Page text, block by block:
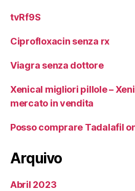
tvRf9S
Ciprofloxacin senza rx
Viagra senza dottore
Xenical migliori pillole –
mercato in vendita
Posso comprare Tadalafil
Arquivo
Abril 2023